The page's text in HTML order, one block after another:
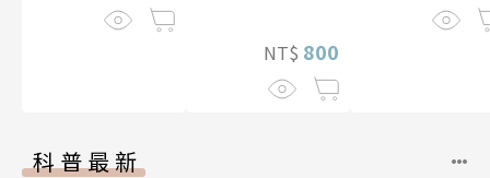
NT$ 800
科普最新